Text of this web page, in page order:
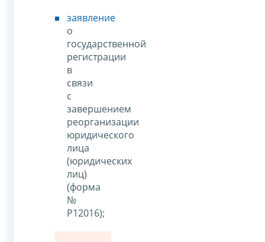
заявление
о
государственной
регистрации
в
связи
с
завершением
реорганизации
юридического
лица
(юридических
лиц)
(форма
№
Р12016);